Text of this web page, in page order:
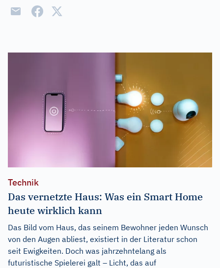
Technik
Das vernetzte Haus: Was ein Smart Home
heute wirklich kann
Das Bild vom Haus, das seinem Bewohner jeden Wunsch
von den Augen abliest, existiert in der Literatur schon
seit Ewigkeiten. Doch was jahrzehntelang als
futuristische Spielerei galt – Licht, das auf